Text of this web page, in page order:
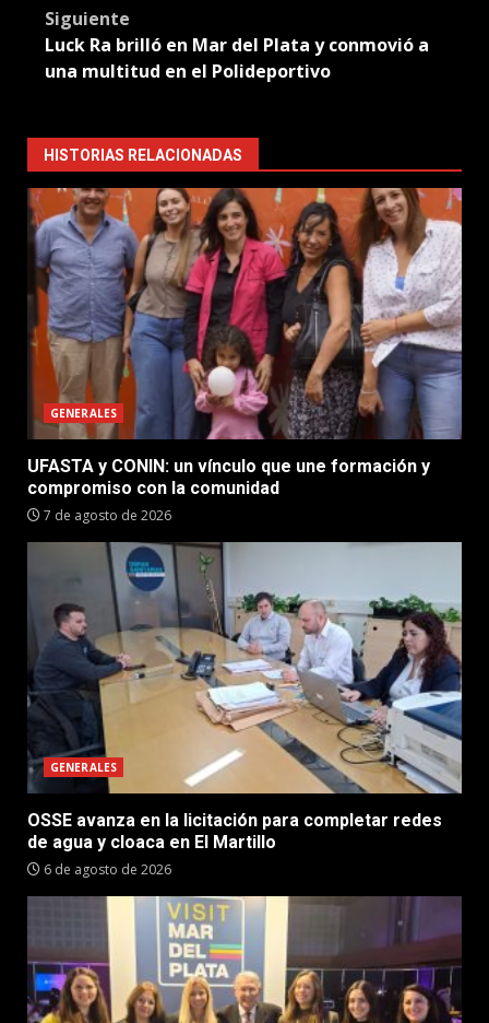
Siguiente
Luck Ra brilló en Mar del Plata y conmovió a
una multitud en el Polideportivo
HISTORIAS RELACIONADAS
GENERALES
UFASTA y CONIN: un vínculo que une formación y
compromiso con la comunidad
7 de agosto de 2026
GENERALES
OSSE avanza en la licitación para completar redes
de agua y cloaca en El Martillo
6 de agosto de 2026